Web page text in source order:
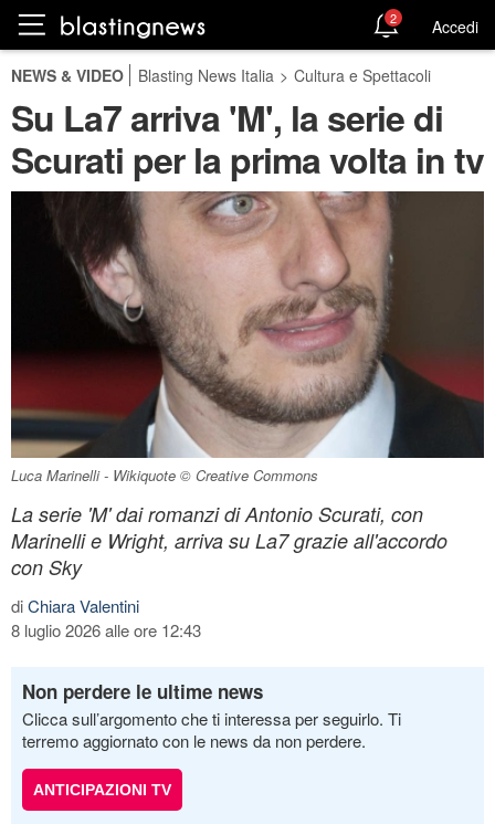
2 Accedi
NEWS & VIDEO Blasting News Italia > Cultura e Spettacoli
Su La7 arriva 'M', la serie di
Scurati per la prima volta in tv
Luca Marinelli - Wikiquote © Creative Commons
La serie 'M' dai romanzi di Antonio Scurati, con
Marinelli e Wright, arriva su La7 grazie all'accordo
con Sky
diChiara Valentini
8 luglio 2026 alle ore 12:43
Non perdere le ultime news
Clicca sull’argomento che ti interessa per seguirlo. Ti
terremo aggiornato con le news da non perdere.
ANTICIPAZIONI TV